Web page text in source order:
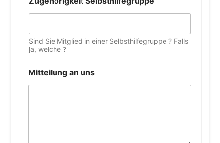
Sind Sie Mitglied in einer Selbsthilfegruppe ? Falls
ja, welche ?
Mitteilung an uns